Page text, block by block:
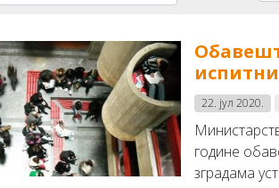
22. јул 2020.
године
зградама